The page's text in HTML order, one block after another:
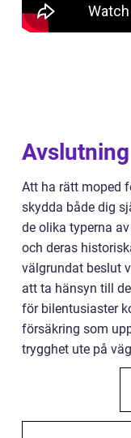
Avslutning
Att ha rätt moped
skydda både dig
de olika typerna
och deras
välgrundat beslut
att ta hänsyn till
för bilentusiaster
försäkring som
trygghet ute på